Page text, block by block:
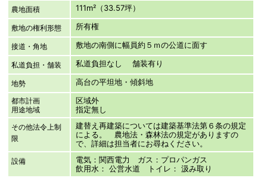
農地面積 111m²（33.57坪）
敷地の権利形態 所有権
接道・角地 敷地の南側に幅員約５ｍの公道に面す
私道負担・舗装 私道負担なし 舗装有り
地勢 高台の平坦地・傾斜地
都市計画
用途地域
区域外
指定無し
その他法令上制
限
建替え再建築については建築基準法第６条の規定
による。 農地法・森林法の規定がありますの
で、詳細は担当者にお尋ねください。
設備
電気：関西電力 ガス：プロパンガス
飲用水： 公営水道 トイレ： 汲み取り